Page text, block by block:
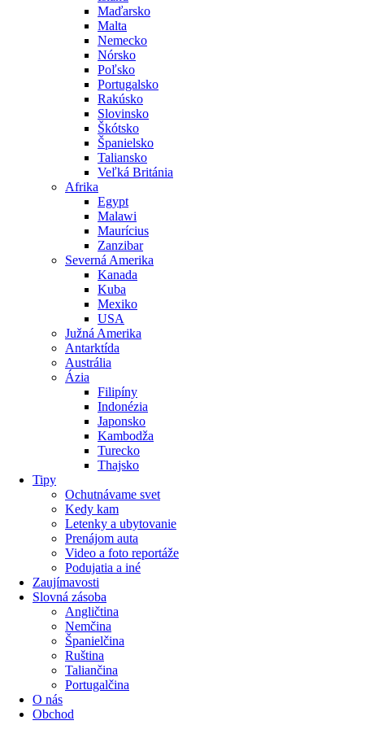
Maďarsko
Malta
Nemecko
Nórsko
Poľsko
Portugalsko
Rakúsko
Slovinsko
Škótsko
Španielsko
Taliansko
Veľká Británia
Afrika
Egypt
Malawi
Maurícius
Zanzibar
Severná Amerika
Kanada
Kuba
Mexiko
USA
Južná Amerika
Antarktída
Austrália
Ázia
Filipíny
Indonézia
Japonsko
Kambodža
Turecko
Thajsko
Tipy
Ochutnávame svet
Kedy kam
Letenky a ubytovanie
Prenájom auta
Video a foto reportáže
Podujatia a iné
Zaujímavosti
Slovná zásoba
Angličtina
Nemčina
Španielčina
Ruština
Taliančina
Portugalčina
O nás
Obchod